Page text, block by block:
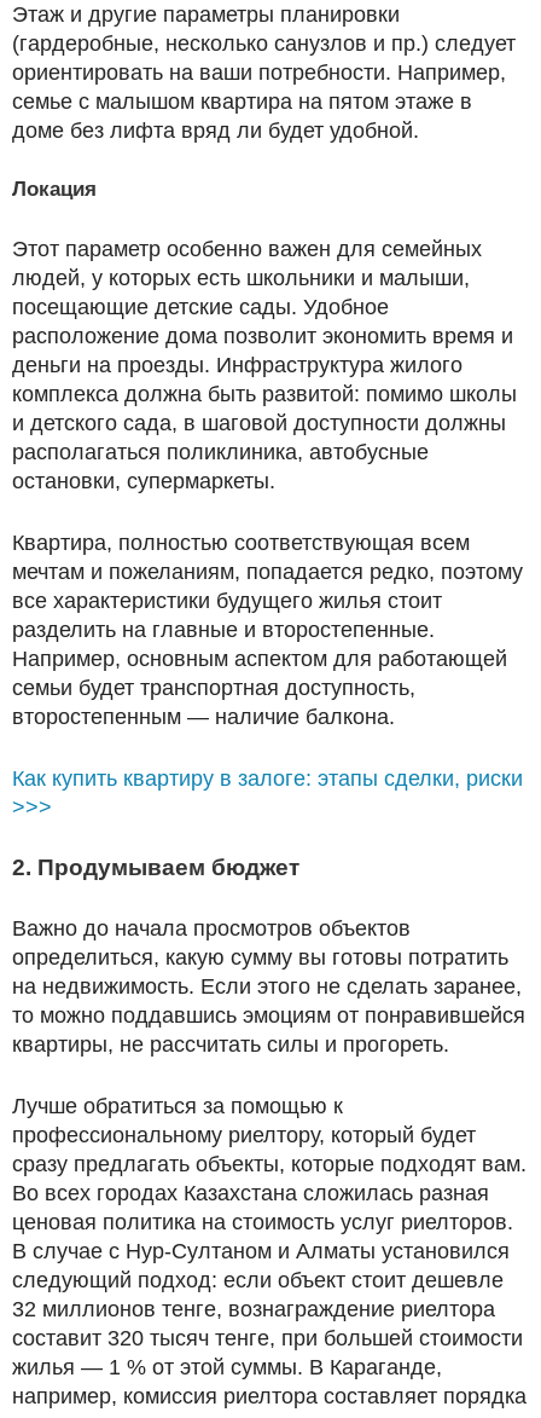
Этаж и другие параметры планировки
(гардеробные, несколько санузлов и пр.) следует
ориентировать на ваши потребности. Например,
семье с малышом квартира на пятом этаже в
доме без лифта вряд ли будет удобной.
Локация
Этот параметр особенно важен для семейных
людей, у которых есть школьники и малыши,
посещающие детские сады. Удобное
расположение дома позволит экономить время и
деньги на проезды. Инфраструктура жилого
комплекса должна быть развитой: помимо школы
и детского сада, в шаговой доступности должны
располагаться поликлиника, автобусные
остановки, супермаркеты.
Квартира, полностью соответствующая всем
мечтам и пожеланиям, попадается редко, поэтому
все характеристики будущего жилья стоит
разделить на главные и второстепенные.
Например, основным аспектом для работающей
семьи будет транспортная доступность,
второстепенным — наличие балкона.
Как купить квартиру в залоге: этапы сделки, риски
>>>
2. Продумываем бюджет
Важно до начала просмотров объектов
определиться, какую сумму вы готовы потратить
на недвижимость. Если этого не сделать заранее,
то можно поддавшись эмоциям от понравившейся
квартиры, не рассчитать силы и прогореть.
Лучше обратиться за помощью к
профессиональному риелтору, который будет
сразу предлагать объекты, которые подходят вам.
Во всех городах Казахстана сложилась разная
ценовая политика на стоимость услуг риелторов.
В случае с Нур-Султаном и Алматы установился
следующий подход: если объект стоит дешевле
32 миллионов тенге, вознаграждение риелтора
составит 320 тысяч тенге, при большей стоимости
жилья — 1 % от этой суммы. В Караганде,
например, комиссия риелтора составляет порядка